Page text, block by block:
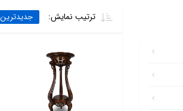
ترتیب نمایش: جدیدترین